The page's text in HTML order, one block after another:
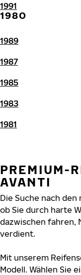
1991
1980
1989
1987
1985
1983
1981
PREMIUM-
AVANTI
Die Suche nach
ob Sie durch harte
dazwischen fahren,
verdient.
Mit unserem
Modell. Wählen Sie